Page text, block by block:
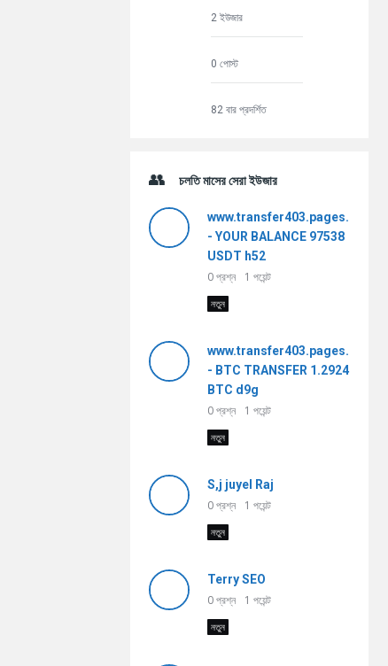
2 ইউজার
0 পোস্ট
82 বার প্রদর্শিত
চলতি মাসের সেরা ইউজার
www.transfer403.pages.dev
- YOUR BALANCE 97538
USDT h52
0প্রশ্ন 1 পয়েন্ট
নতুন
www.transfer403.pages.dev
- BTC TRANSFER 1.2924
BTC d9g
0প্রশ্ন 1 পয়েন্ট
নতুন
S,j juyel Raj
0প্রশ্ন 1 পয়েন্ট
নতুন
Terry SEO
0প্রশ্ন 1 পয়েন্ট
নতুন